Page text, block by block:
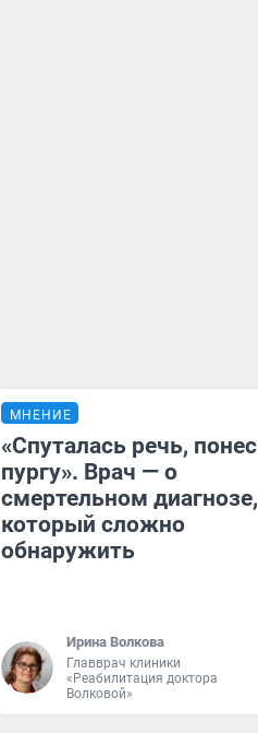
МНЕНИЕ
«Спуталась речь, понес
пургу». Врач — о
смертельном диагнозе,
который сложно
обнаружить
Ирина Волкова
Главврач клиники
«Реабилитация доктора
Волковой»